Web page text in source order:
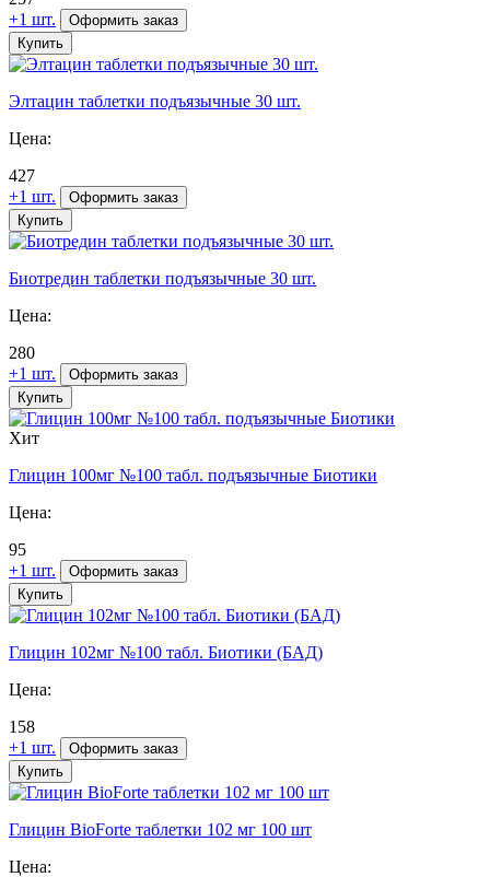
+1 шт.
Оформить заказ
Купить
Элтацин таблетки подъязычные 30 шт.
Цена:
427
+1 шт.
Оформить заказ
Купить
Биотредин таблетки подъязычные 30 шт.
Цена:
280
+1 шт.
Оформить заказ
Купить
Хит
Глицин 100мг №100 табл. подъязычные Биотики
Цена:
95
+1 шт.
Оформить заказ
Купить
Глицин 102мг №100 табл. Биотики (БАД)
Цена:
158
+1 шт.
Оформить заказ
Купить
Глицин BioForte таблетки 102 мг 100 шт
Цена: